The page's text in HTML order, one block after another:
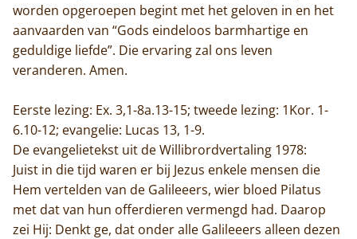
worden opgeroepen begint met het geloven in en het
aanvaarden van “Gods eindeloos barmhartige en
geduldige liefde”. Die ervaring zal ons leven
veranderen. Amen.
Eerste lezing: Ex. 3,1-8a.13-15; tweede lezing: 1Kor. 1-
6.10-12; evangelie: Lucas 13, 1-9.
De evangelietekst uit de Willibrordvertaling 1978:
Juist in die tijd waren er bij Jezus enkele mensen die
Hem vertelden van de Galileeers, wier bloed Pilatus
met dat van hun offerdieren vermengd had. Daarop
zei Hij: Denkt ge, dat onder alle Galileeers alleen dezen